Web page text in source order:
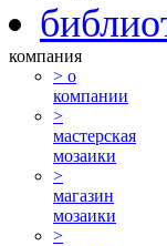
компания
> о
компании
>
мастерская
мозаики
>
магазин
мозаики
>